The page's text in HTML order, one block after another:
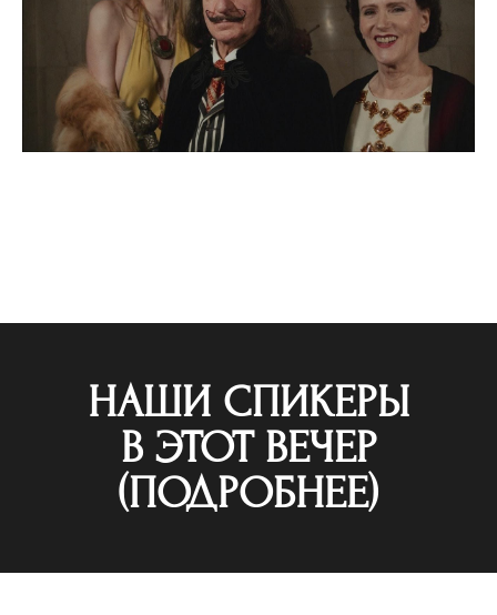
НАШИ СПИКЕРЫ
В ЭТОТ ВЕЧЕР
(ПОДРОБНЕЕ)